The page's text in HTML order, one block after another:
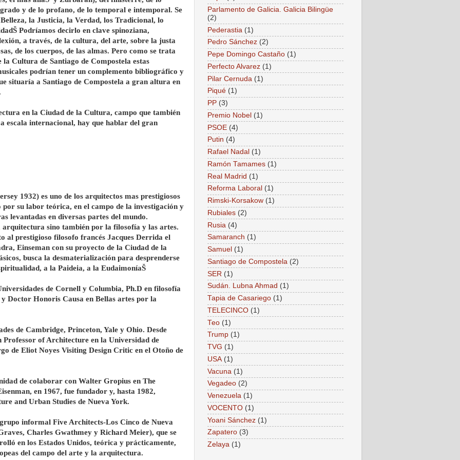
y de lo profano, de lo temporal e intemporal. Se
la Justicia, la Verdad, los Tradicional, lo
Podríamos decirlo en clave spinoziana,
a través, de la cultura, del arte, sobre la justa
de los cuerpos, de las almas. Pero como se trata
Cultura de Santiago de Compostela estas
podrían tener un complemento bibliográfico y
situaría a Santiago de Compostela a gran altura en
en la Ciudad de la Cultura, campo que también
escala internacional, hay que hablar del gran
1932) es uno de los arquitectos mas prestigiosos
por su labor teórica, en el campo de la investigación y
levantadas en diversas partes del mundo.
arquitectura sino también por la filosofía y las artes.
al prestigioso filosofo francés Jacques Derrida el
Einseman con su proyecto de la Ciudad de la
busca la desmaterialización para desprenderse
a la Paideia, a la EudaimoníaŠ
de Cornell y Columbia, Ph.D en filosofía
Doctor Honoris Causa en Bellas artes por la
de Cambridge, Princeton, Yale y Ohio. Desde
of Architecture en la Universidad de
de Eliot Noyes Visiting Design Critic en el Otoño de
de colaborar con Walter Gropius en The
en 1967, fue fundador y, hasta 1982,
and Urban Studies de Nueva York.
informal Five Architects-Los Cinco de Nueva
Charles Gwathmey y Richard Meier), que se
en los Estados Unidos, teórica y prácticamente,
del campo del arte y la arquitectura.
Parlamento de Galicia. Galicia Bilingüe
(2)
Pederastia (1)
Pedro Sánchez (2)
Pepe Domingo Castaño (1)
Perfecto Alvarez (1)
Pilar Cernuda (1)
Piqué (1)
PP (3)
Premio Nobel (1)
PSOE (4)
Putin (4)
Rafael Nadal (1)
Ramón Tamames (1)
Real Madrid (1)
Reforma Laboral (1)
Rimski-Korsakow (1)
Rubiales (2)
Rusia (4)
Samaranch (1)
Samuel (1)
Santiago de Compostela (2)
SER (1)
Sudán. Lubna Ahmad (1)
Tapia de Casariego (1)
TELECINCO (1)
Teo (1)
Trump (1)
TVG (1)
USA (1)
Vacuna (1)
Vegadeo (2)
Venezuela (1)
VOCENTO (1)
Yoani Sánchez (1)
Zapatero (3)
Zelaya (1)